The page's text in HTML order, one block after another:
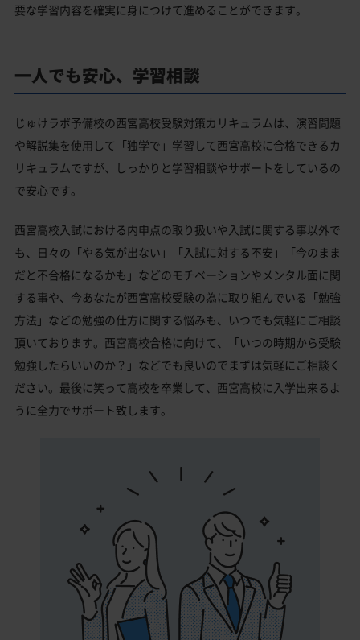
要な学習内容を確実に身につけて進めることができます。
一人でも安心、学習相談
じゅけラボ予備校の西宮高校受験対策カリキュラムは、演習問題
や解説集を使用して「独学で」学習して西宮高校に合格できるカ
リキュラムですが、しっかりと学習相談やサポートをしているの
で安心です。
西宮高校入試における内申点の取り扱いや入試に関する事以外で
も、日々の「やる気が出ない」「入試に対する不安」「今のまま
だと不合格になるかも」などのモチベーションやメンタル面に関
する事や、今あなたが西宮高校受験の為に取り組んでいる「勉強
方法」などの勉強の仕方に関する悩みも、いつでも気軽にご相談
頂いております。西宮高校合格に向けて、「いつの時期から受験
勉強したらいいのか？」などでも良いのでまずは気軽にご相談く
ださい。最後に笑って高校を卒業して、西宮高校に入学出来るよ
うに全力でサポート致します。